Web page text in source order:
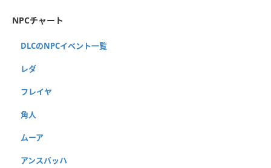
NPCチャート
DLCのNPCイベント一覧
レダ
フレイヤ
角人
ムーア
アンスバッハ